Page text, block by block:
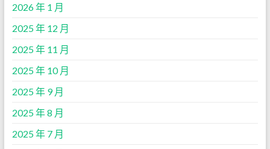
2026 年 1 月
2025 年 12 月
2025 年 11 月
2025 年 10 月
2025 年 9 月
2025 年 8 月
2025 年 7 月